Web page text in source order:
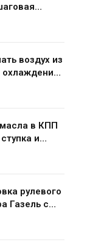
воздух из
в КПП
и
рулевого
Газель с